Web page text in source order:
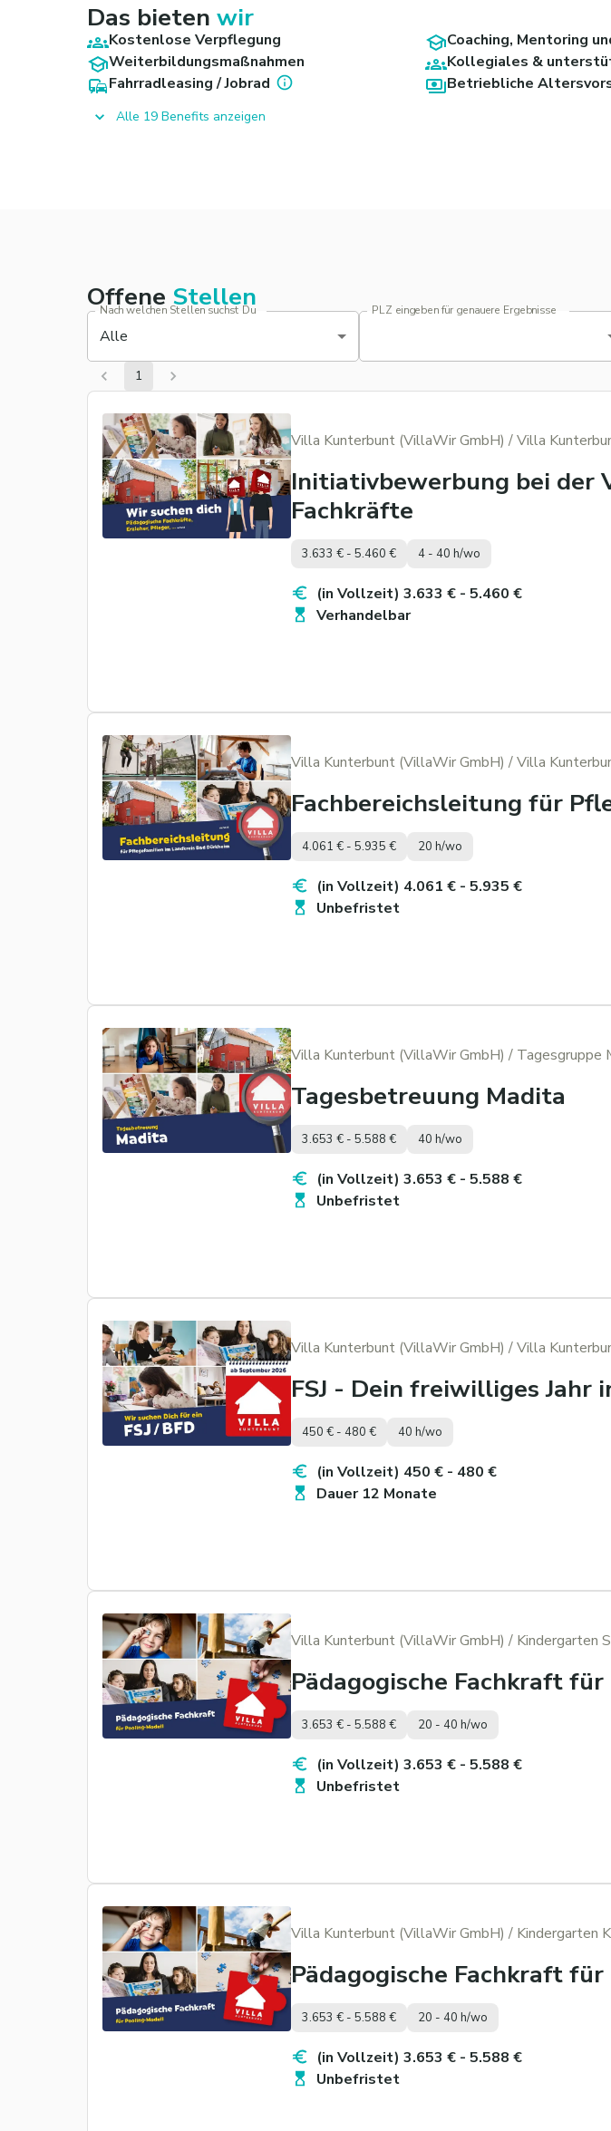
Das bieten wir
Kostenlose Verpflegung Coaching, Mentoring
Weiterbildungsmaßnahmen
Kollegiales &
Fahrradleasing / Jobrad
Betriebliche
Alle 19 Benefits anzeigen
Offene Stellen
Nach welchen Stellen suchst Du
Alle
PLZ eingeben für genauere Ergebnisse
1
Villa Kunterbunt (VillaWir GmbH) / Villa
Initiativbewerbung bei der
Fachkräfte
3.633 € - 5.460 € 4 - 40 h/wo
(in Vollzeit) 3.633 € - 5.460 €
Verhandelbar
Villa Kunterbunt (VillaWir GmbH) / Villa
Fachbereichsleitung für
4.061 € - 5.935 € 20 h/wo
(in Vollzeit) 4.061 € - 5.935 €
Unbefristet
Villa Kunterbunt (VillaWir GmbH) / Tagesgruppe
Tagesbetreuung Madita
3.653 € - 5.588 € 40 h/wo
(in Vollzeit) 3.653 € - 5.588 €
Unbefristet
Villa Kunterbunt (VillaWir GmbH) / Villa
FSJ - Dein freiwilliges
450 € - 480 € 40 h/wo
(in Vollzeit) 450 € - 480 €
Dauer 12 Monate
Villa Kunterbunt (VillaWir GmbH) / Kindergarten
Pädagogische Fachkraft
3.653 € - 5.588 € 20 - 40 h/wo
(in Vollzeit) 3.653 € - 5.588 €
Unbefristet
Villa Kunterbunt (VillaWir GmbH) / Kindergarten
Pädagogische Fachkraft
3.653 € - 5.588 € 20 - 40 h/wo
(in Vollzeit) 3.653 € - 5.588 €
Unbefristet